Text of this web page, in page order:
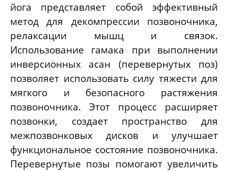
йога представляет собой эффективный
метод для декомпрессии позвоночника,
релаксации мышц и связок.
Использование гамака при выполнении
инверсионных асан (перевернутых поз)
позволяет использовать силу тяжести для
мягкого и безопасного растяжения
позвоночника. Этот процесс расширяет
позвонки, создает пространство для
межпозвонковых дисков и улучшает
функциональное состояние позвоночника.
Перевернутые позы помогают увеличить